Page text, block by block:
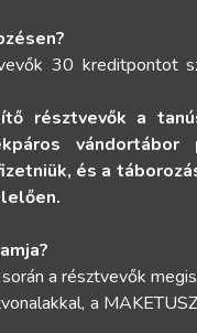
30 kreditpontot
résztvevők a
és a
a résztvevők
a